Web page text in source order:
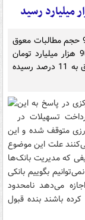
رئیس کل بانک مرکزی گفت: درحالی که در سال 92 حجم مطالبات معوق
نسبت به کل تسهیلات 15 درصد بود که حدود 90 هزار میلیارد تومان
می‌شد ولی اکنون این نسبت و حجم مطالبات معوق به 11 درصد رسیده
در پاسخ به این
تسهیلات در
متوقف شده و این
علت این موضوع
که مدیریت بانک‌ها
بگوییم بانکی
می‌دهد نامحدود
باشند بنده قبول